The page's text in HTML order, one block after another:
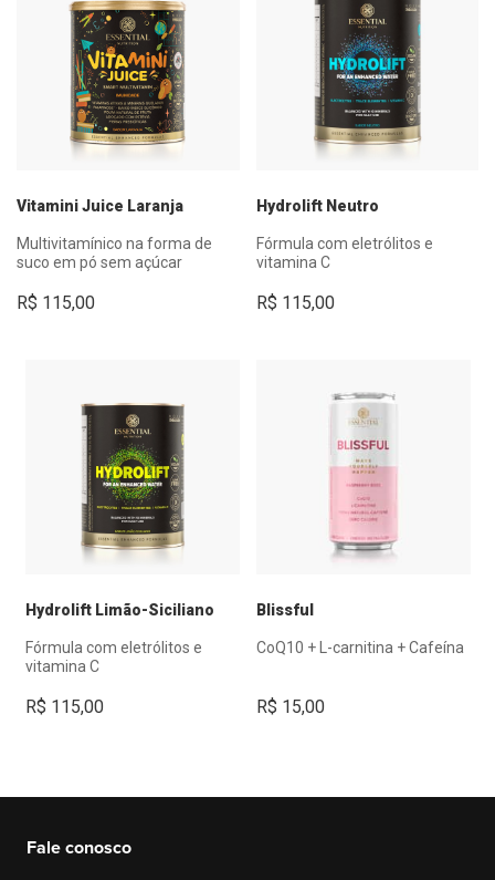
Vitamini Juice Laranja
Multivitamínico na forma de
suco em pó sem açúcar
R$ 115,00
Hydrolift Neutro
Fórmula com eletrólitos e
vitamina C
R$ 115,00
Hydrolift Limão-Siciliano
Fórmula com eletrólitos e
vitamina C
R$ 115,00
Blissful
CoQ10 + L-carnitina + Cafeína
R$ 15,00
Fale conosco